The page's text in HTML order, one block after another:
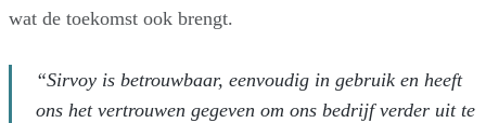
wat de toekomst ook brengt.
“Sirvoy is betrouwbaar, eenvoudig in gebruik en heeft
ons het vertrouwen gegeven om ons bedrijf verder uit te